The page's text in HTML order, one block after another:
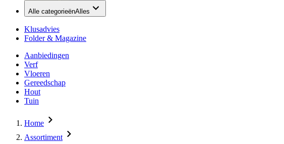
Alle categorieënAlles
Klusadvies
Folder & Magazine
Aanbiedingen
Verf
Vloeren
Gereedschap
Hout
Tuin
Home
Assortiment